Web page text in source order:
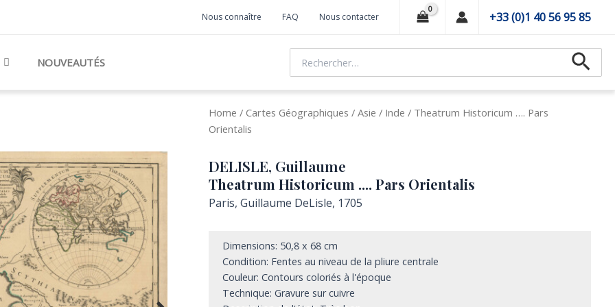
Nous connaître FAQ Nous contacter +33 (0)1 40 56 95 85
NOUVEAUTÉS
Home / Cartes Géographiques / Asie / Inde / Theatrum Historicum …. Pars
Orientalis
DELISLE, Guillaume
Theatrum Historicum .... Pars Orientalis
Paris, Guillaume DeLisle, 1705
Dimensions: 50,8 x 68 cm
Condition: Fentes au niveau de la pliure centrale
Couleur: Contours coloriés à l'époque
Technique: Gravure sur cuivre